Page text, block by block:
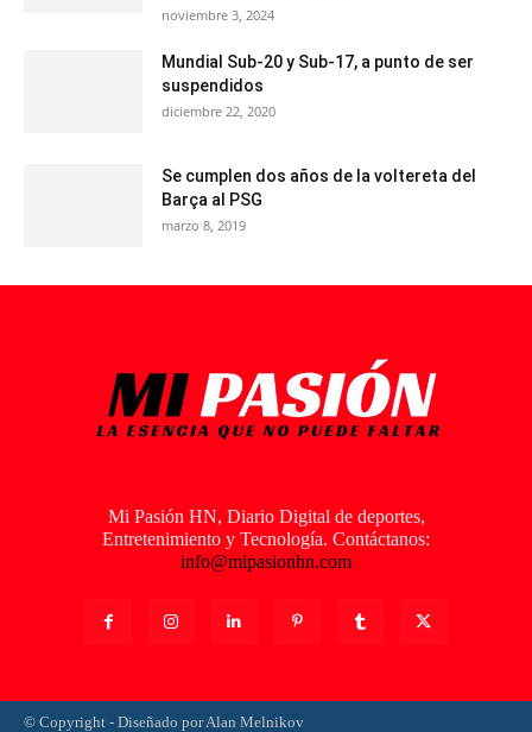
noviembre 3, 2024
Mundial Sub-20 y Sub-17, a punto de ser
suspendidos
diciembre 22, 2020
Se cumplen dos años de la voltereta del
Barça al PSG
marzo 8, 2019
Mi Pasión HN, Diario Digital de deportes,
Entretenimiento y Tecnología. Contáctanos:
info@mipasionhn.com
© Copyright - Diseñado por Alan Melnikov